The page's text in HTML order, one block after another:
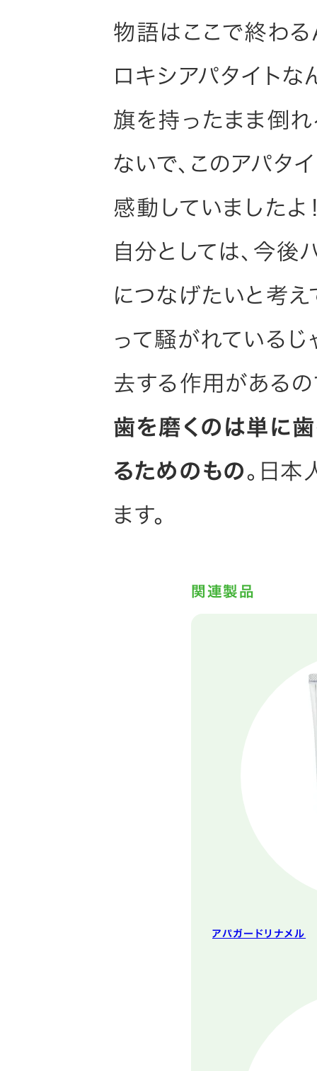
物語はここで終わる
ロキシアパタイトな
旗を持ったまま倒
ないで、このアパタ
感動していましたよ
自分としては、今
につなげたいと考
って騒がれている
去する作用があるの
歯を磨くのは単に
るためのもの。日本
ます。
関連製品
アパガードリナメル